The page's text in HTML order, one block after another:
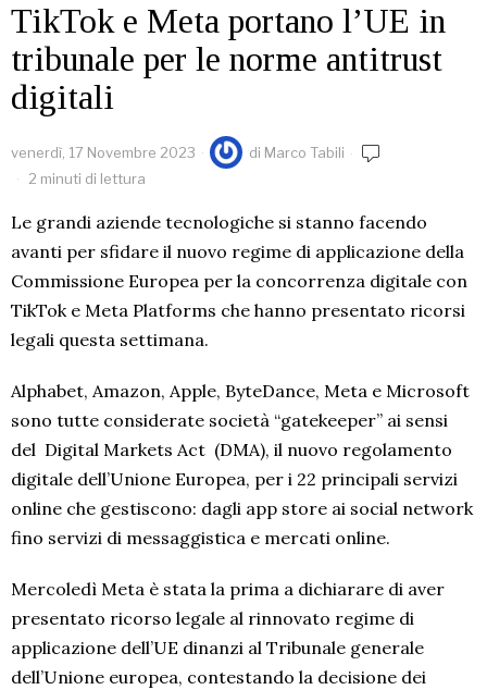
TikTok e Meta portano l’UE in
tribunale per le norme antitrust
digitali
venerdì, 17 Novembre 2023 di Marco Tabili
2 minuti di lettura
Le grandi aziende tecnologiche si stanno facendo
avanti per sfidare il nuovo regime di applicazione della
Commissione Europea per la concorrenza digitale con
TikTok e Meta Platforms che hanno presentato ricorsi
legali questa settimana.
Alphabet, Amazon, Apple, ByteDance, Meta e Microsoft
sono tutte considerate società “gatekeeper” ai sensi
del Digital Markets Act (DMA), il nuovo regolamento
digitale dell’Unione Europea, per i 22 principali servizi
online che gestiscono: dagli app store ai social network
fino servizi di messaggistica e mercati online.
Mercoledì Meta è stata la prima a dichiarare di aver
presentato ricorso legale al rinnovato regime di
applicazione dell’UE dinanzi al Tribunale generale
dell’Unione europea, contestando la decisione dei